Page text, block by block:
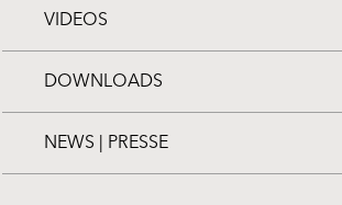
VIDEOS
DOWNLOADS
NEWS | PRESSE